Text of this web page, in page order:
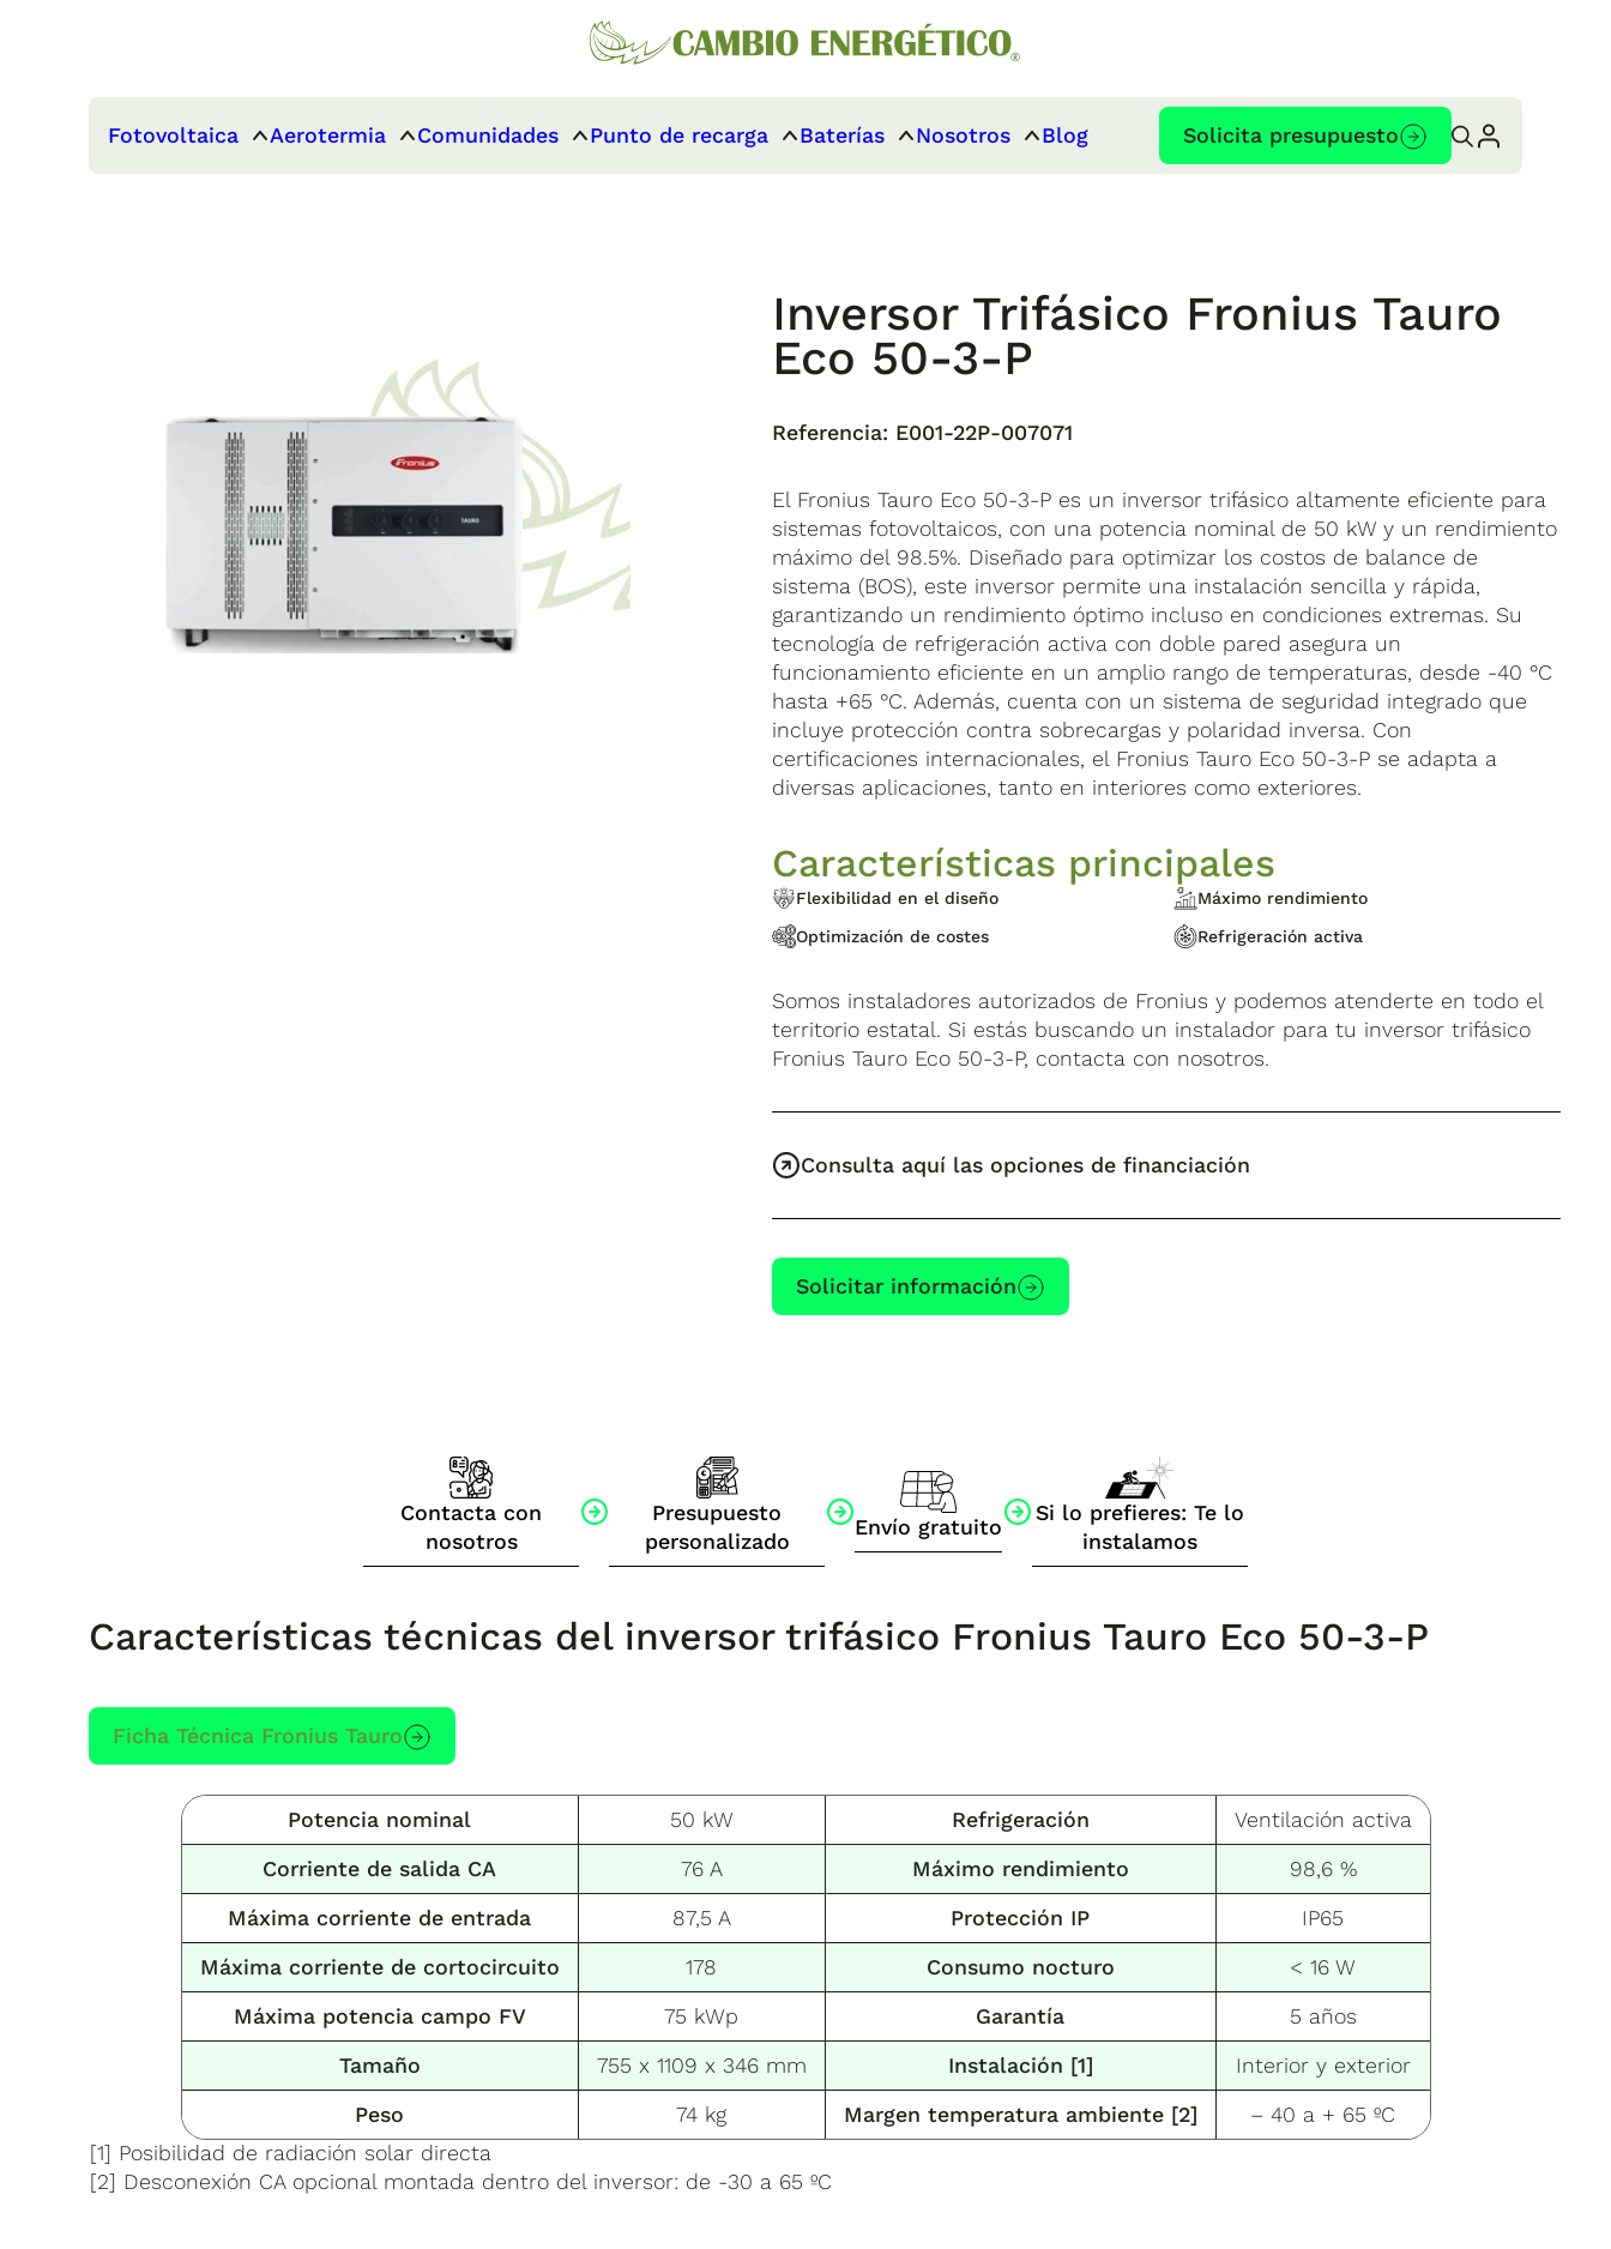
Fotovoltaica Aerotermia Comunidades Punto de recarga Baterías Nosotros Blog Solicita presupuesto
Inversor Trifásico Fronius Tauro
Eco 50-3-P
Referencia: E001-22P-007071
El Fronius Tauro Eco 50-3-P es un inversor trifásico altamente eficiente para
sistemas fotovoltaicos, con una potencia nominal de 50 kW y un rendimiento
máximo del 98.5%. Diseñado para optimizar los costos de balance de
sistema (BOS), este inversor permite una instalación sencilla y rápida,
garantizando un rendimiento óptimo incluso en condiciones extremas. Su
tecnología de refrigeración activa con doble pared asegura un
funcionamiento eficiente en un amplio rango de temperaturas, desde -40 °C
hasta +65 °C. Además, cuenta con un sistema de seguridad integrado que
incluye protección contra sobrecargas y polaridad inversa. Con
certificaciones internacionales, el Fronius Tauro Eco 50-3-P se adapta a
diversas aplicaciones, tanto en interiores como exteriores.
Características principales
Flexibilidad en el diseño
Máximo rendimiento
Optimización de costes
Refrigeración activa
Somos instaladores autorizados de Fronius y podemos atenderte en todo el
territorio estatal. Si estás buscando un instalador para tu inversor trifásico
Fronius Tauro Eco 50-3-P, contacta con nosotros.
Consulta aquí las opciones de financiación
Solicitar información
Contacta con
nosotros
Presupuesto
personalizado
Envío gratuito
Si lo prefieres: Te lo
instalamos
Características técnicas del inversor trifásico Fronius Tauro Eco 50-3-P
Ficha Técnica Fronius Tauro
Potencia nominal 50 kW Refrigeración
Ventilación activa
Corriente de salida CA
76 A Máximo rendimiento
98,6 %
Máxima corriente de entrada
87,5 A Protección IP
IP65
Máxima corriente de cortocircuito
178 Consumo nocturo
< 16 W
Máxima potencia campo FV 75 kWp Garantía
5 años
Tamaño
755 x 1109 x 346 mm Instalación [1]
Interior y exterior
Peso
74 kg Margen temperatura ambiente [2]
– 40 a + 65 ºC
[1] Posibilidad de radiación solar directa
[2] Desconexión CA opcional montada dentro del inversor: de -30 a 65 ºC